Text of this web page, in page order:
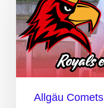
Comets
–
Hochspannung
garantiert!
Allgäu Comets